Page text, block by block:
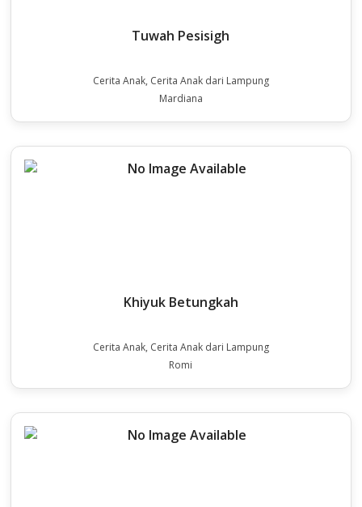
Tuwah Pesisigh
Cerita Anak, Cerita Anak dari Lampung
Mardiana
Khiyuk Betungkah
Cerita Anak, Cerita Anak dari Lampung
Romi